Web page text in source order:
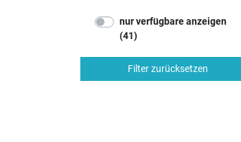
nur verfügbare anzeigen
(41)
Filter zurücksetzen